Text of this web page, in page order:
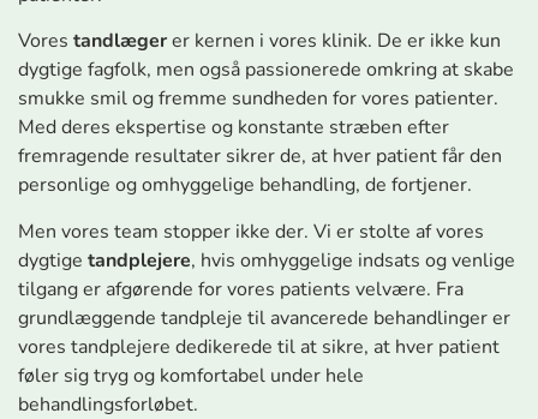
Vores tandlægerer kernen i vores klinik. De er ikke kun
dygtige fagfolk, men også passionerede omkring at skabe
smukke smil og fremme sundheden for vores patienter.
Med deres ekspertise og konstante stræben efter
fremragende resultater sikrer de, at hver patient får den
personlige og omhyggelige behandling, de fortjener.
Men vores team stopper ikke der. Vi er stolte af vores
dygtige tandplejere, hvis omhyggelige indsats og venlige
tilgang er afgørende for vores patients velvære. Fra
grundlæggende tandpleje til avancerede behandlinger er
vores tandplejere dedikerede til at sikre, at hver patient
føler sig tryg og komfortabel under hele
behandlingsforløbet.